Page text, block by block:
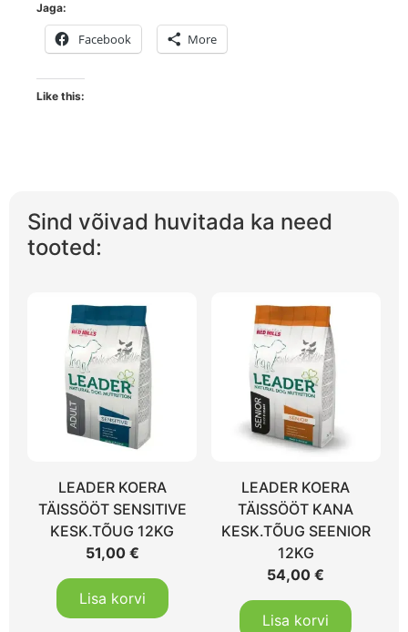
Jaga:
Facebook More
Like this:
Sind võivad huvitada ka need
tooted:
LEADER KOERA
TÄISSÖÖT SENSITIVE
KESK.TÕUG 12KG
51,00 €
Lisa korvi
LEADER KOERA
TÄISSÖÖT KANA
KESK.TÕUG SEENIOR
12KG
54,00€
Lisa korvi